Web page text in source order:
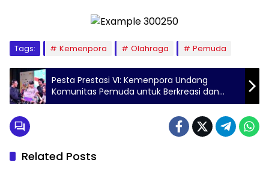
Tags: Kemenpora Olahraga Pemuda
Pesta Prestasi VI: Kemenpora Undang
Komunitas Pemuda untuk Berkreasi dan
Berbagi Inspirasi
Related Posts